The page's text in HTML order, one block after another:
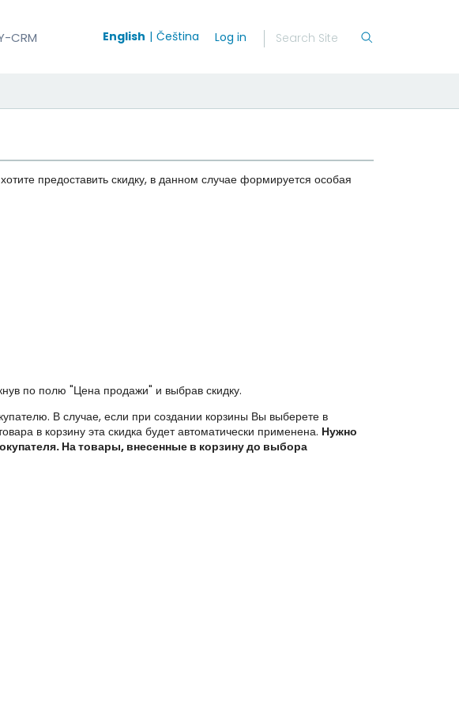
CRM English Čeština Log in
предоставить скидку, в данном случае формируется особая
по полю "Цена продажи" и выбрав скидку.
В случае, если при создании корзины Вы выберете в
в корзину эта скидка будет автоматически применена. Нужно
На товары, внесенные в корзину до выбора